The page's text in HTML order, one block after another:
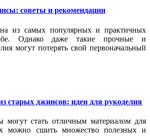
советы и рекомендации
из самых популярных и практичных
Однако даже такие прочные и
могут потерять свой первоначальный
старых джинсов: идеи для рукоделия
могут стать отличным материалом для
можно сшить множество полезных и